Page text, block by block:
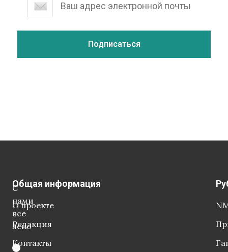
С
нами
все
ясно
Общая информация
О проекте
Редакция
Контакты